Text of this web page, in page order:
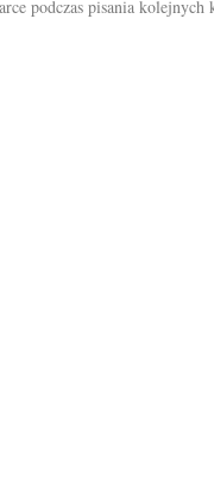
podczas pisania kolejnych